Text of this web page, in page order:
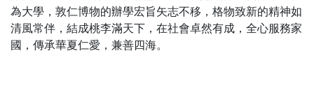
為大學，敦仁博物的辦學宏旨矢志不移，格物致新的精神如
清風常伴，結成桃李滿天下，在社會卓然有成，全心服務家
國，傳承華夏仁愛，兼善四海。